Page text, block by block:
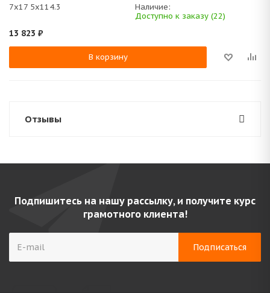
7x17 5x114.3
Наличие:
Доступно к заказу (22)
13 823 ₽
В корзину
Отзывы
Подпишитесь на нашу рассылку, и получите курс
грамотного клиента!